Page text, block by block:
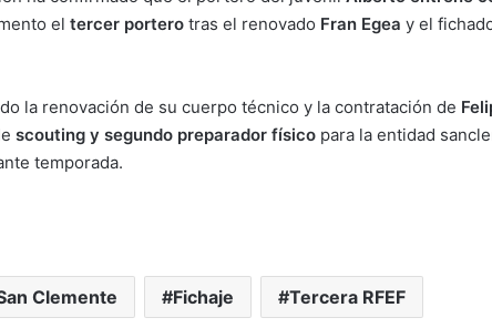
el tercer portero tras el renovado Fran Egea y el
la renovación de su cuerpo técnico y la contratación de
scouting y segundo preparador físico para la entidad
temporada.
Clemente Fichaje Tercera RFEF